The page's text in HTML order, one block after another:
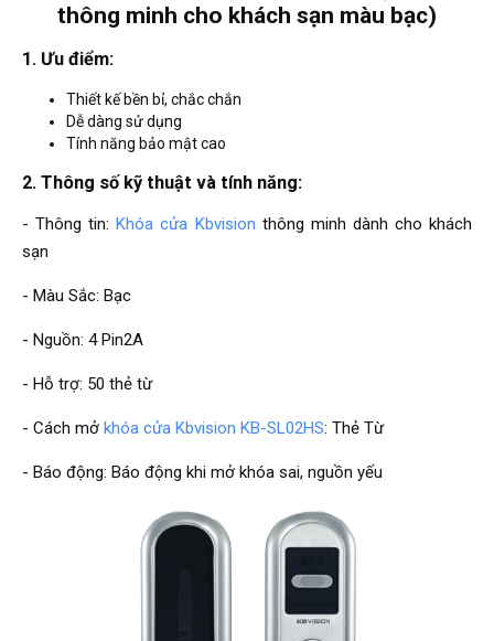
thông minh cho khách sạn màu bạc)
1. Ưu điểm:
Thiết kế bền bỉ, chắc chắn
Dễ dàng sử dụng
Tính năng bảo mật cao
2. Thông số kỹ thuật và tính năng:
- Thông tin: Khóa cửa Kbvision thông minh dành cho khách
sạn
- Màu Sắc: Bạc
- Nguồn: 4 Pin2A
- Hỗ trợ: 50 thẻ từ
- Cách mở khóa cửa Kbvision KB-SL02HS: Thẻ Từ
- Báo động: Báo động khi mở khóa sai, nguồn yếu